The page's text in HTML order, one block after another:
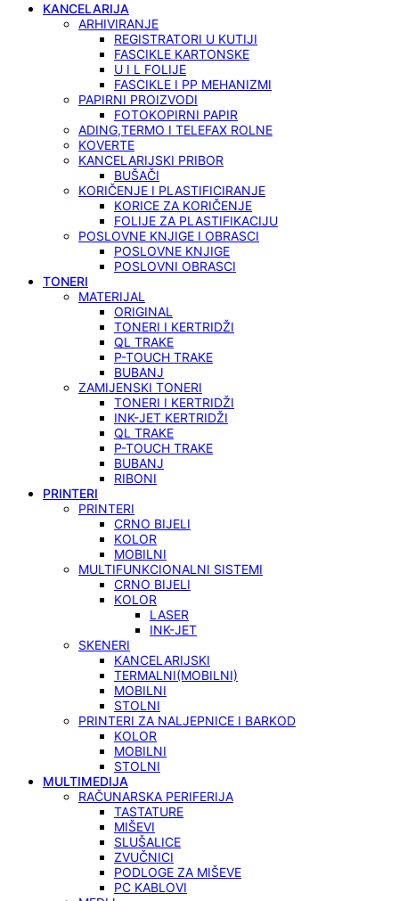
KANCELARIJA
ARHIVIRANJE
REGISTRATORI U KUTIJI
FASCIKLE KARTONSKE
U I L FOLIJE
FASCIKLE I PP MEHANIZMI
PAPIRNI PROIZVODI
FOTOKOPIRNI PAPIR
ADING,TERMO I TELEFAX ROLNE
KOVERTE
KANCELARIJSKI PRIBOR
BUŠAČI
KORIČENJE I PLASTIFICIRANJE
KORICE ZA KORIČENJE
FOLIJE ZA PLASTIFIKACIJU
POSLOVNE KNJIGE I OBRASCI
POSLOVNE KNJIGE
POSLOVNI OBRASCI
TONERI
MATERIJAL
ORIGINAL
TONERI I KERTRIDŽI
QL TRAKE
P-TOUCH TRAKE
BUBANJ
ZAMIJENSKI TONERI
TONERI I KERTRIDŽI
INK-JET KERTRIDŽI
QL TRAKE
P-TOUCH TRAKE
BUBANJ
RIBONI
PRINTERI
PRINTERI
CRNO BIJELI
KOLOR
MOBILNI
MULTIFUNKCIONALNI SISTEMI
CRNO BIJELI
KOLOR
LASER
INK-JET
SKENERI
KANCELARIJSKI
TERMALNI(MOBILNI)
MOBILNI
STOLNI
PRINTERI ZA NALJEPNICE I BARKOD
KOLOR
MOBILNI
STOLNI
MULTIMEDIJA
RAČUNARSKA PERIFERIJA
TASTATURE
MIŠEVI
SLUŠALICE
ZVUČNICI
PODLOGE ZA MIŠEVE
PC KABLOVI